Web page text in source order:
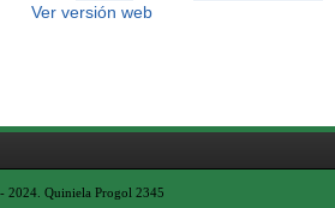
Ver versión web
2024. Quiniela Progol 2345